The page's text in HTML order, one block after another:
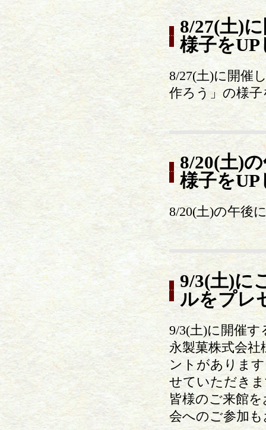
8/27(土)
様子を
8/27(土)に開催
作ろう」の様
8/20(土)
様子を
8/20(土)の午後
9/3(土)に
ルをプレ
9/3(土)に開催
永製菓株式会
ントがありま
せていただき
皆様のご来館
会へのご参加